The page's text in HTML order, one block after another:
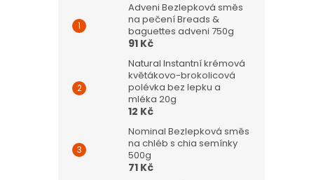
Adveni Bezlepková směs
na pečení Breads &
baguettes adveni 750g
91 Kč
Natural Instantní krémová
květákovo-brokolicová
polévka bez lepku a
mléka 20g
12 Kč
Nominal Bezlepková směs
na chléb s chia semínky
500g
71 Kč